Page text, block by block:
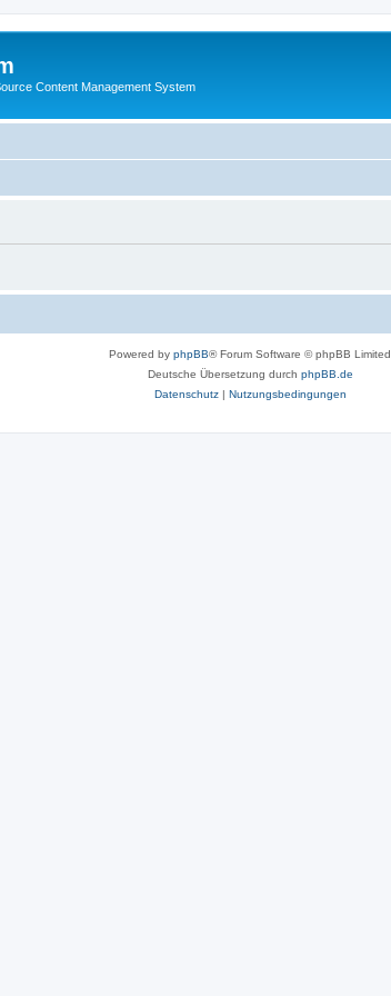
Content Management System
Powered by phpBB® Forum Software © phpBB Limited
Deutsche Übersetzung durch phpBB.de
Datenschutz| Nutzungsbedingungen